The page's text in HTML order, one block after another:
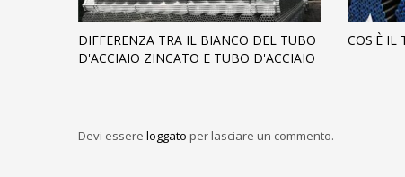
DIFFERENZA TRA IL BIANCO DEL TUBO
D'ACCIAIO ZINCATO E TUBO D'ACCIAIO
COS'È IL
Devi essere loggato per lasciare un commento.